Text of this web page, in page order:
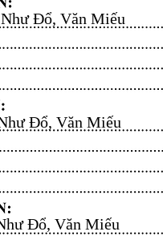
Đổ, Văn Miếu​​​​
Đổ, Văn Miếu​​​​
Đổ, Văn Miếu​​​​